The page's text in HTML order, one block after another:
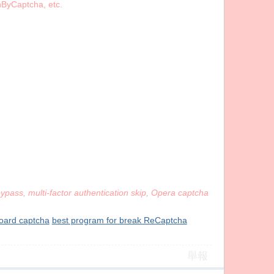
etc.
multi-factor authentication skip, Opera captcha
captcha best program for break ReCaptcha